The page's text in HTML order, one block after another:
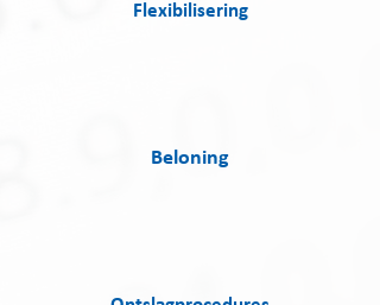
Flexibilisering
Beloning